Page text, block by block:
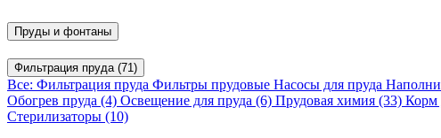
Пруды и фонтаны
Фильтрация пруда (71)
Все: Фильтрация пруда Фильтры прудовые Насосы для пруда
Обогрев пруда (4) Освещение для пруда (6) Прудовая химия (33) Корм
Стерилизаторы (10)